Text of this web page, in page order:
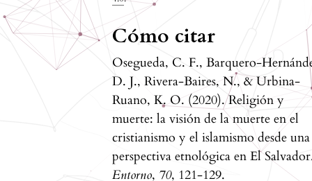
Cómo citar
Osegueda, C. F., Barquero-
D. J., Rivera-Baires, N., & Urbina-
Ruano, K. O. (2020). Religión y
muerte: la visión de la muerte en el
cristianismo y el islamismo desde una
perspectiva etnológica en El
Entorno, 70, 121-129.